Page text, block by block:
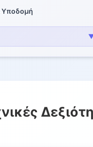
Υποδομή
Δεξιότητες
Ιδιότητες